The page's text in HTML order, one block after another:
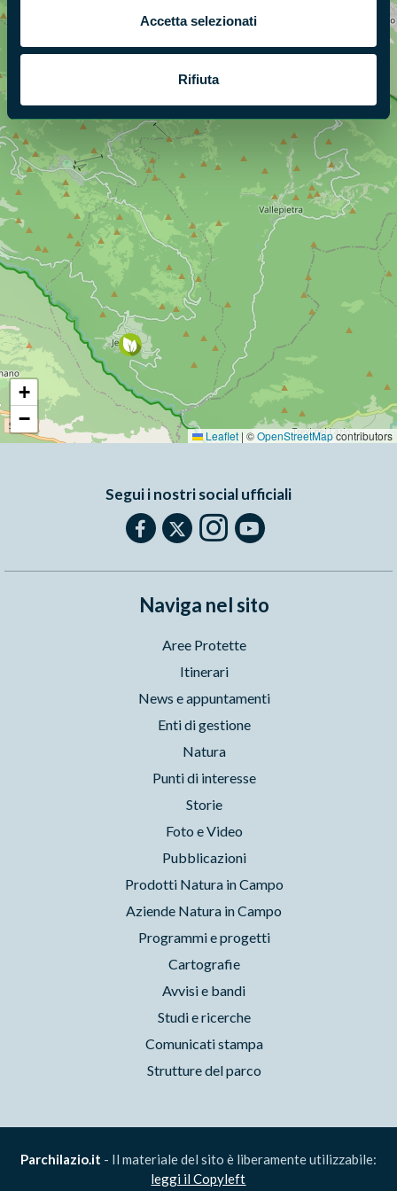
Accetta selezionati
Rifiuta
+
−
Leaflet | ©OpenStreetMapcontributors
Segui i nostri social ufficiali
Naviga nel sito
Aree Protette
Itinerari
News e appuntamenti
Enti di gestione
Natura
Punti di interesse
Storie
Foto e Video
Pubblicazioni
Prodotti Natura in Campo
Aziende Natura in Campo
Programmi e progetti
Cartografie
Avvisi e bandi
Studi e ricerche
Comunicati stampa
Strutture del parco
Parchilazio.it - Il materiale del sito è liberamente utilizzabile:
leggi il Copyleft